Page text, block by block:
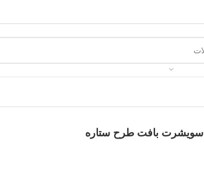
سویشرت بافت طرح ستاره